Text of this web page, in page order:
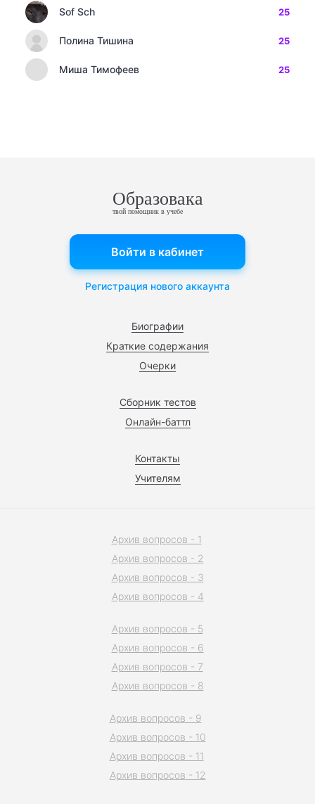
Sof Sch 25
Полина Тишина 25
Миша Тимофеев 25
Образовака
твой помощник в учебе
Биографии
Краткие содержания
Очерки
Сборник тестов
Онлайн-баттл
Контакты
Учителям
Войти в кабинет
Регистрация нового аккаунта
Архив вопросов - 1
Архив вопросов - 2
Архив вопросов - 3
Архив вопросов - 4
Архив вопросов - 5
Архив вопросов - 6
Архив вопросов - 7
Архив вопросов - 8
Архив вопросов - 9
Архив вопросов - 10
Архив вопросов - 11
Архив вопросов - 12